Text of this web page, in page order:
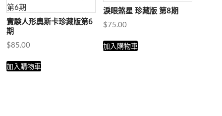
實験人形奧斯卡珍藏版第6
期
$85.00
加入購物車
淚眼煞星 珍藏版 第8期
$75.00
加入購物車